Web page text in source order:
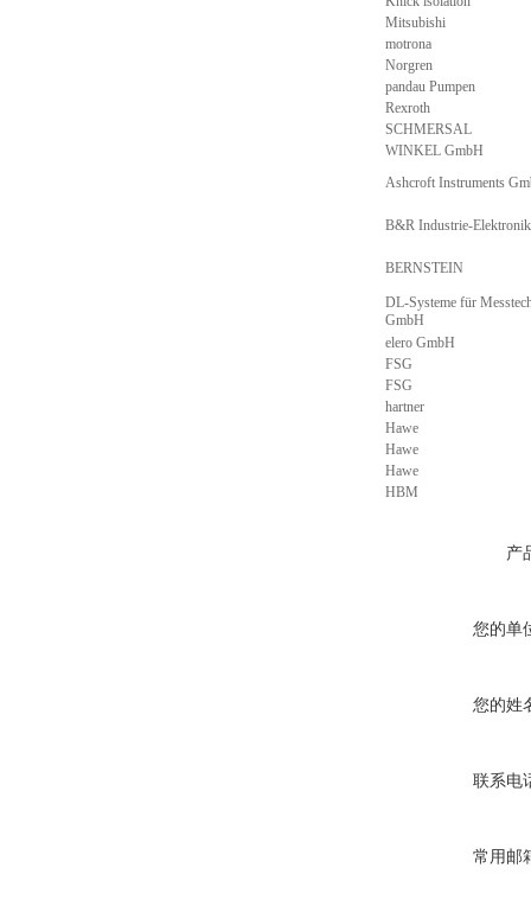
Mitsubishi
motrona
Norgren
pandau Pumpen
Rexroth
SCHMERSAL
WINKEL GmbH
Ashcroft Instruments
B&R Industrie-
BERNSTEIN
DL-Systeme für
GmbH
elero GmbH
FSG
FSG
hartner
Hawe
Hawe
Hawe
HBM
产
您的单
您的姓
联系电
常用邮